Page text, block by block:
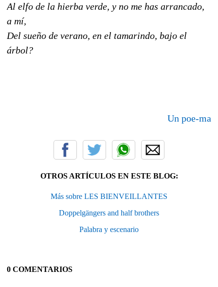
Al elfo de la hierba verde, y no me has arrancado,
a mí,
Del sueño de verano, en el tamarindo, bajo el
árbol?
Un poe-ma
OTROS ARTÍCULOS EN ESTE BLOG:
Más sobre LES BIENVEILLANTES
Doppelgängers and half brothers
Palabra y escenario
0 COMENTARIOS